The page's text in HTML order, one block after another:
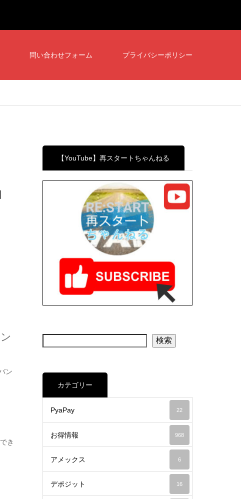
問い合わせフォーム プライバシーポリシー
ン
き
【YouTube】再スタートちゃんねる
検索
カテゴリー
PyaPay 22
お得情報 968
アメックス 6
デポジット 16